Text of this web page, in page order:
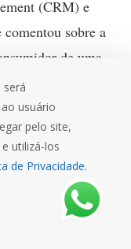
(CRM) e
sobre a
de uma
feitas no
a possibilidade da
de investimentos
anúncios
estão no digital,
será
usuário
pelo site,
utilizá-los
de Privacidade.